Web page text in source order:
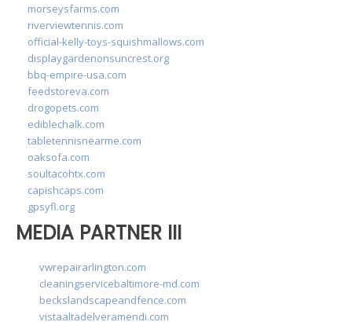
morseysfarms.com
riverviewtennis.com
official-kelly-toys-squishmallows.com
displaygardenonsuncrest.org
bbq-empire-usa.com
feedstoreva.com
drogopets.com
ediblechalk.com
tabletennisnearme.com
oaksofa.com
soultacohtx.com
capishcaps.com
gpsyfl.org
MEDIA PARTNER III
vwrepairarlington.com
cleaningservicebaltimore-md.com
beckslandscapeandfence.com
vistaaltadelveramendi.com